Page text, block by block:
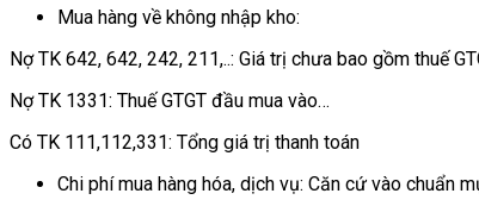
Mua hàng về không nhập kho:
Nợ TK 642, 642, 242, 211,..: Giá trị chưa bao gồm thuế
Nợ TK 1331: Thuế GTGT đầu mua vào…
Có TK 111,112,331: Tổng giá trị thanh toán
Chi phí mua hàng hóa, dịch vụ: Căn cứ vào chuẩn